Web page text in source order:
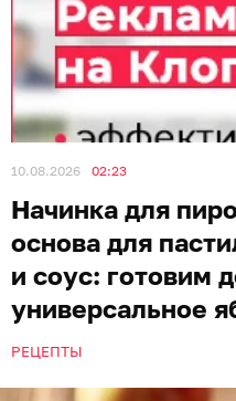
10.08.2026 02:23
Начинка для
основа для
и соус: готовим
универсальное
РЕЦЕПТЫ